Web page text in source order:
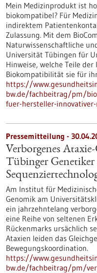
Mein Medizinprodukt ist
biokompatibel? Für
indirektem
Zulassung. Mit dem
Naturwissenschaftliche
Universität Tübingen für
Hinweise, welche Teile
Biokompatibilität sie für
https://
bw.de/fachbeitrag/pm/
fuer-hersteller-
Pressemitteilung -
Verborgenes
Tübinger
Am Institut für
Genomik am
ein jahrzehntelang
eine Reihe von seltenen
Rückenmarks ursächlich
Ataxien leiden das
Bewegungskoordination.
https://
bw.de/fachbeitrag/pm/